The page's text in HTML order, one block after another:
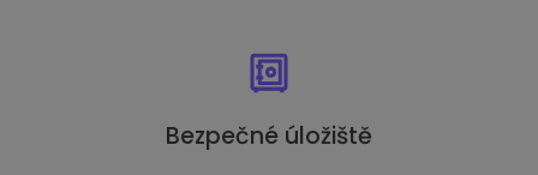
Bezpečné úložiště